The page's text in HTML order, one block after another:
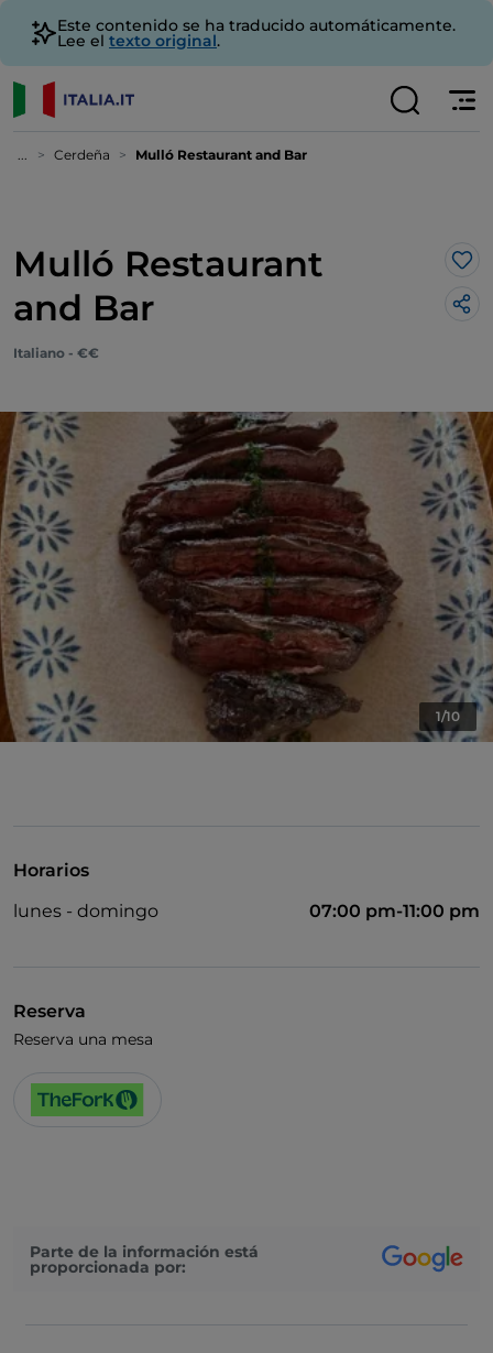
Este contenido se ha traducido automáticamente.
Lee el texto original.
... Cerdeña Mulló Restaurant and Bar
Mulló Restaurant
and Bar
Me
Italiano - €€
1/10
Horarios
lunes - domingo
07:00 pm-11:00 pm
Reserva
Reserva una mesa
Parte de la información está
proporcionada por: